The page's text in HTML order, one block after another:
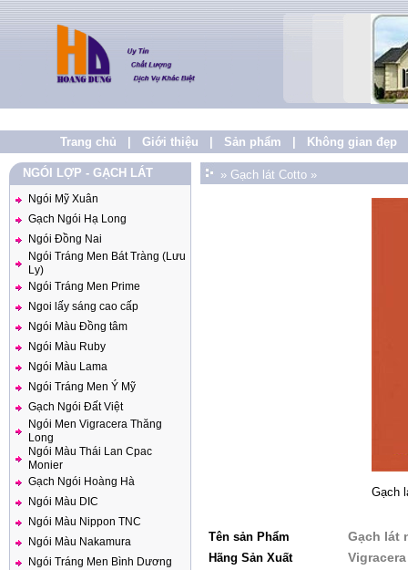
Trang chủ Giới thiệu Sản phẩm Không gian đẹp
NGÓI LỢP - GẠCH LÁT
Ngói Mỹ Xuân
Gạch Ngói Hạ Long
Ngói Đồng Nai
Ngói Tráng Men Bát Tràng (Lưu
Ly)
Ngói Tráng Men Prime
Ngoi lấy sáng cao cấp
Ngói Màu Đồng tâm
Ngói Màu Ruby
Ngói Màu Lama
Ngói Tráng Men Ý Mỹ
Gạch Ngói Đất Việt
Ngói Men Vigracera Thăng
Long
Ngói Màu Thái Lan Cpac
Monier
Gạch Ngói Hoàng Hà
Ngói Màu DIC
Ngói Màu Nippon TNC
Ngói Màu Nakamura
Ngói Tráng Men Bình Dương
» Gạch lát Cotto »
Gạch
Tên sản Phẩm Gạch lát
Hãng Sản Xuất